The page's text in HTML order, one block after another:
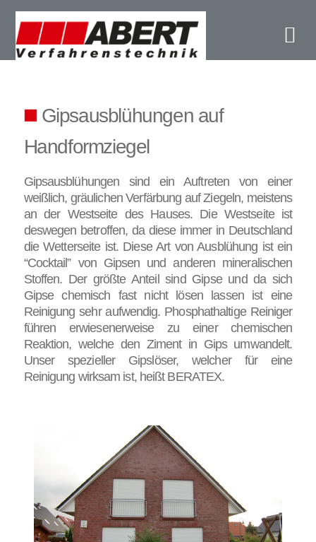
Gipsausblühungen auf
Handformziegel
Gipsausblühungen sind ein Auftreten von einer
weißlich, gräulichen Verfärbung auf Ziegeln, meistens
an der Westseite des Hauses. Die Westseite ist
deswegen betroffen, da diese immer in Deutschland
die Wetterseite ist. Diese Art von Ausblühung ist ein
“Cocktail” von Gipsen und anderen mineralischen
Stoffen. Der größte Anteil sind Gipse und da sich
Gipse chemisch fast nicht lösen lassen ist eine
Reinigung sehr aufwendig. Phosphathaltige Reiniger
führen erwiesenerweise zu einer chemischen
Reaktion, welche den Ziment in Gips umwandelt.
Unser spezieller Gipslöser, welcher für eine
Reinigung wirksam ist, heißt BERATEX.